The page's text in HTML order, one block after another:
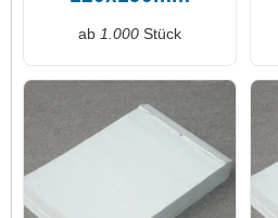
ab 1.000 Stück